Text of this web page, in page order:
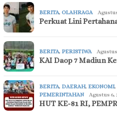
BERITA, OLAHRAGA
Perkuat Lini
BERITA, PERISTIWA
KAI Daop 7 Madiun
BERITA, DAERAH, EKONOMI,
PEMERINTAHAN
Agustus 6,
HUT KE-81 RI,